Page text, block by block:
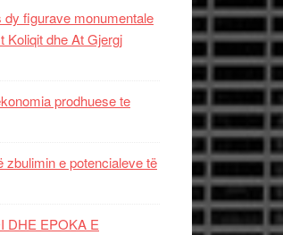
figurave monumentale
Koliqit dhe At Gjergj
prodhuese te
zbulimin e potencialeve të
DHE EPOKA E